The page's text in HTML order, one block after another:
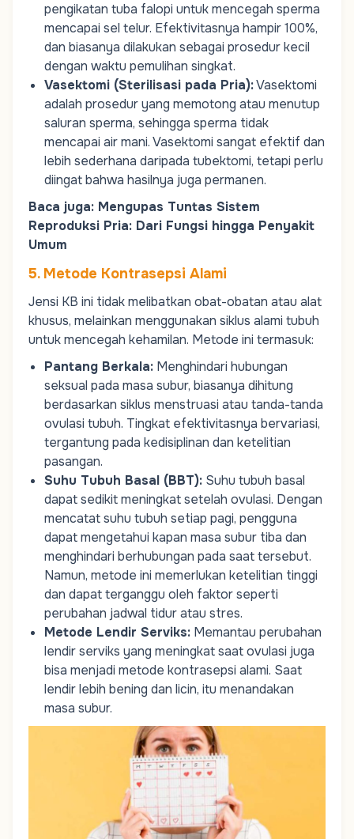
pengikatan tuba falopi untuk mencegah sperma
mencapai sel telur. Efektivitasnya hampir 100%,
dan biasanya dilakukan sebagai prosedur kecil
dengan waktu pemulihan singkat.
Vasektomi (Sterilisasi pada Pria):Vasektomi
adalah prosedur yang memotong atau menutup
saluran sperma, sehingga sperma tidak
mencapai air mani. Vasektomi sangat efektif dan
lebih sederhana daripada tubektomi, tetapi perlu
diingat bahwa hasilnya juga permanen.
Baca juga: Mengupas Tuntas Sistem
Reproduksi Pria: Dari Fungsi hingga Penyakit
Umum
5. Metode Kontrasepsi Alami
Jensi KB ini tidak melibatkan obat-obatan atau alat
khusus, melainkan menggunakan siklus alami tubuh
untuk mencegah kehamilan. Metode ini termasuk:
Pantang Berkala: Menghindari hubungan
seksual pada masa subur, biasanya dihitung
berdasarkan siklus menstruasi atau tanda-tanda
ovulasi tubuh. Tingkat efektivitasnya bervariasi,
tergantung pada kedisiplinan dan ketelitian
pasangan.
Suhu Tubuh Basal (BBT): Suhu tubuh basal
dapat sedikit meningkat setelah ovulasi. Dengan
mencatat suhu tubuh setiap pagi, pengguna
dapat mengetahui kapan masa subur tiba dan
menghindari berhubungan pada saat tersebut.
Namun, metode ini memerlukan ketelitian tinggi
dan dapat terganggu oleh faktor seperti
perubahan jadwal tidur atau stres.
Metode Lendir Serviks: Memantau perubahan
lendir serviks yang meningkat saat ovulasi juga
bisa menjadi metode kontrasepsi alami. Saat
lendir lebih bening dan licin, itu menandakan
masa subur.